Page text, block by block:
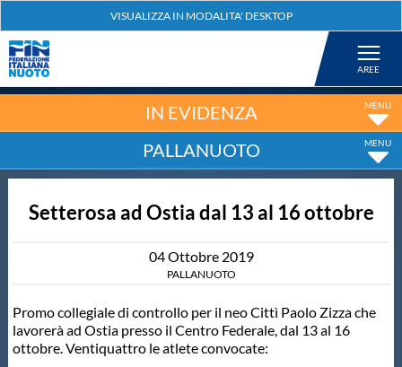
Nuoto
Tuffi
Fondo
IN EVIDENZA
PALLANUOTO
Setterosa ad Ostia dal 13 al 16 ottobre
04Ottobre 2019
PALLANUOTO
Promo collegiale di controllo per il neo Cittì Paolo Zizza che
lavorerà ad Ostia presso il Centro Federale, dal 13 al 16
ottobre. Ventiquattro le atlete convocate: